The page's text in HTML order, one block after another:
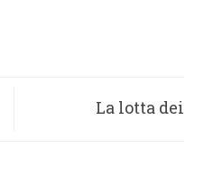
La lotta dei